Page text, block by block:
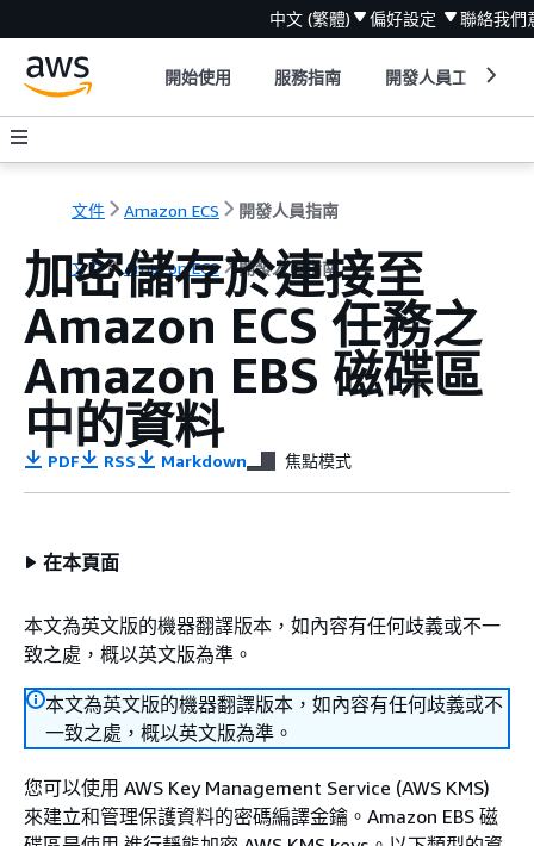
中文 (繁體) 偏好設定 聯絡我們
開始使用 服務指南 開發人員工具
文件 Amazon ECS 開發人員指南
文件 Amazon ECS 開發人員指南
加密儲存於連接至
Amazon ECS 任務之
Amazon EBS 磁碟區
中的資料
PDF RSS Markdown 焦點模式
在本頁面
本文為英文版的機器翻譯版本，如內容有任何歧義或不一
致之處，概以英文版為準。
本文為英文版的機器翻譯版本，如內容有任何歧義或不
一致之處，概以英文版為準。
您可以使用 AWS Key Management Service (AWS KMS)
來建立和管理保護資料的密碼編譯金鑰。Amazon EBS 磁